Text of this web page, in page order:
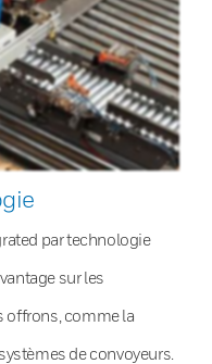
par technologie
sur les
offrons, comme la
de convoyeurs.